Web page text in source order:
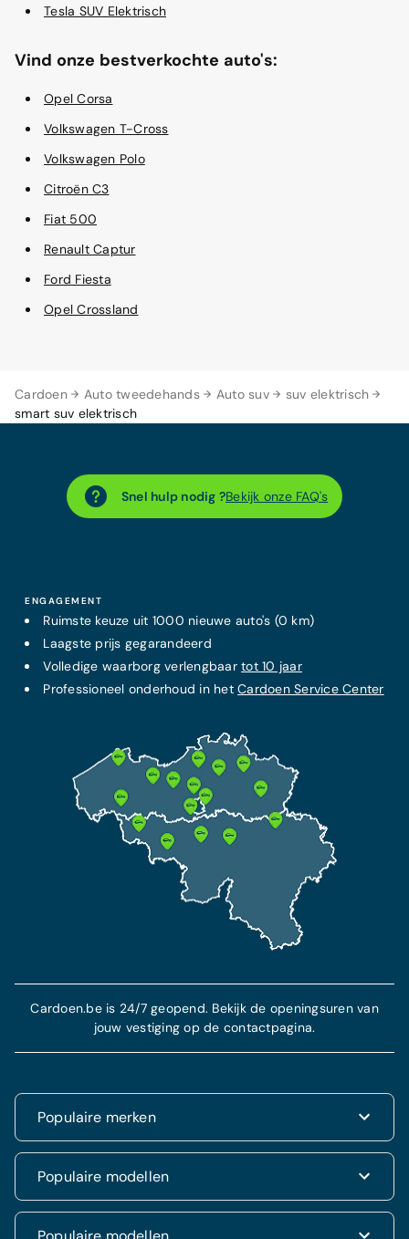
Cardoen Auto tweedehands Auto suv
suv elektrisch
smart suv elektrisch
Tesla SUV Elektrisch
Vind onze bestverkochte auto's:
Opel Corsa
Volkswagen T-Cross
Volkswagen Polo
Citroën C3
Fiat 500
Renault Captur
Ford Fiesta
Opel Crossland
Snel hulp nodig ?Bekijk onze FAQ's
ENGAGEMENT
Ruimste keuze uit 1000 nieuwe auto's (0 km)
Laagste prijs gegarandeerd
Volledige waarborg verlengbaartot 10 jaar
Professioneel onderhoud in hetCardoen Service Center
Populaire merken
Renault
Dacia
Populaire modellen
Renault Clio
Cardoen.be is 24/7 geopend. Bekijk de openingsuren van
jouw vestiging op de contactpagina.